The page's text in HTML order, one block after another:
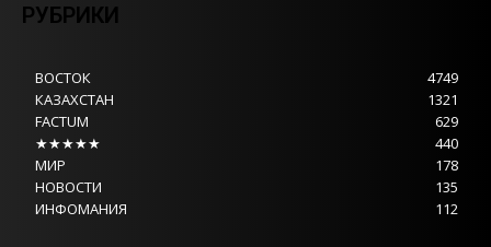
РУБРИКИ
ВОСТОК
4749
КАЗАХСТАН
1321
FACTUM
629
★★★★★
440
МИР
178
НОВОСТИ
135
ИНФОМАНИЯ
112